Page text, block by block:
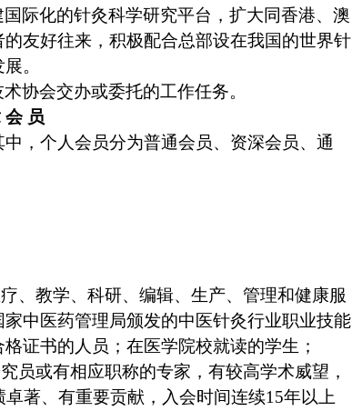
际化的针灸科学研究平台，扩大同香港、澳
友好往来，积极配合总部设在我国的世界针
。
协会交办或委托的工作任务。
会 员
，个人会员分为普通会员、资深会员、通
、教学、科研、编辑、生产、管理和健康服
中医药管理局颁发的中医针灸行业职业技能
证书的人员；在医学院校就读的学生；
员或有相应职称的专家，有较高学术威望，
著、有重要贡献，入会时间连续15年以上